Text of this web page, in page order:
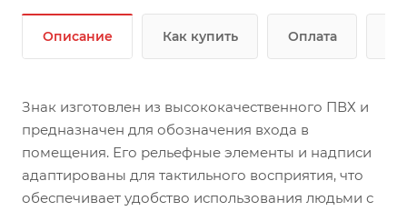
Описание Как купить Оплата
Знак изготовлен из высококачественного ПВХ и
предназначен для обозначения входа в
помещения. Его рельефные элементы и надписи
адаптированы для тактильного восприятия, что
обеспечивает удобство использования людьми с